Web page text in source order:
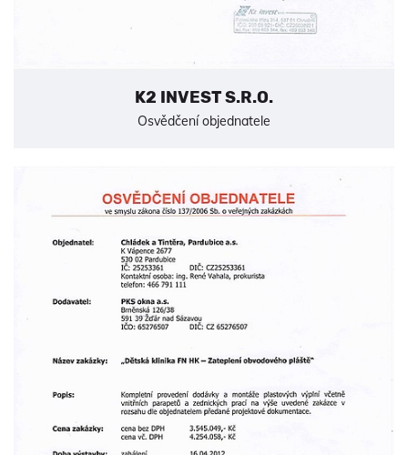
K2 INVEST S.R.O.
Osvědčení objednatele